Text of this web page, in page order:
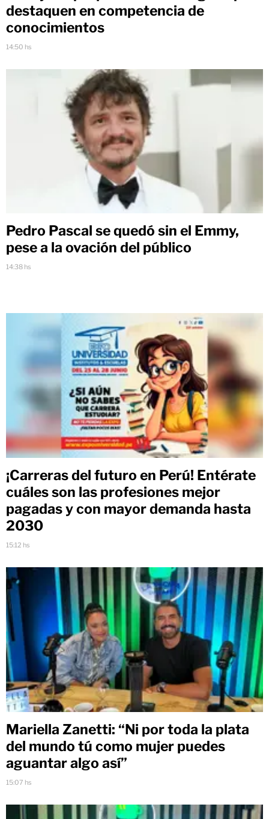
destaquen en competencia de
conocimientos
14:50 hs
Pedro Pascal se quedó sin el Emmy,
pese a la ovación del público
14:38 hs
¡Carreras del futuro en Perú! Entérate
cuáles son las profesiones mejor
pagadas y con mayor demanda hasta
2030
15:12 hs
Mariella Zanetti: “Ni por toda la plata
del mundo tú como mujer puedes
aguantar algo así”
15:07 hs